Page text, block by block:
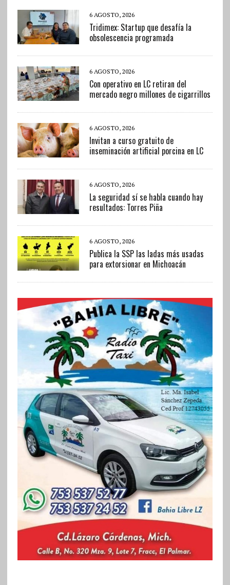
6 AGOSTO, 2026
Tridimex: Startup que desafía la
obsolescencia programada
6 AGOSTO, 2026
Con operativo en LC retiran del
mercado negro millones de cigarrillos
6 AGOSTO, 2026
Invitan a curso gratuito de
inseminación artificial porcina en LC
6 AGOSTO, 2026
La seguridad sí se habla cuando hay
resultados: Torres Piña
6 AGOSTO, 2026
Publica la SSP las ladas más usadas
para extorsionar en Michoacán